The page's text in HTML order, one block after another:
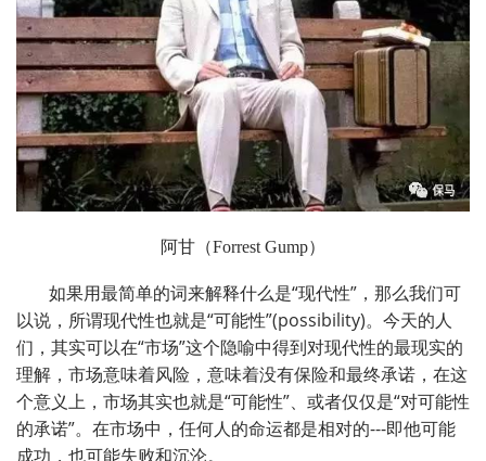
阿甘（Forrest Gump）
如果用最简单的词来解释什么是“现代性” ，那么我们可
以说，所谓现代性也就是“可能性”(possibility)。今天的人
们，其实可以在“市场”这个隐喻中得到对现代性的最现实的
理解，市场意味着风险，意味着没有保险和最终承诺，在这
个意义上，市场其实也就是“可能性”、或者仅仅是“对可能性
的承诺”。在市场中，任何人的命运都是相对的---即他可能
成功，也可能失败和沉沦。